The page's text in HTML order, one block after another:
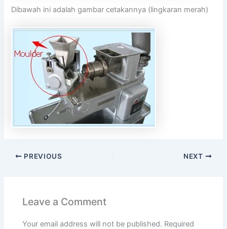
Dibawah ini adalah gambar cetakannya (lingkaran merah)
PREVIOUS NEXT
Leave a Comment
Your email address will not be published. Required